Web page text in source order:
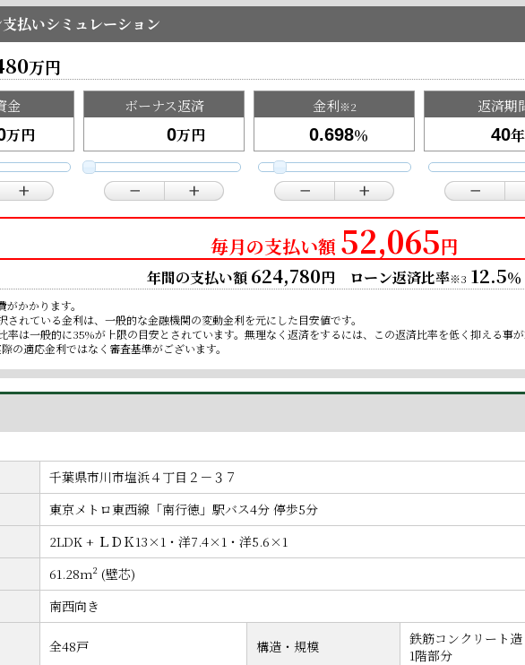
払いシミュレーション
万円
金
万円
ボーナス返済
万円
金利※2
％
返済期
年
毎月の支払い額 52,065円
年間の支払い額 624,780円 ローン返済比率※3 12.5％
かかります。
れている金利は、一般的な金融機関の変動金利を元にした目安値です。
は一般的に35%が上限の目安とされています。無理なく返済をするには、この返済比率を低く抑える事
の適応金利ではなく審査基準がございます。
千葉県市川市塩浜４丁目２－３７
東京メトロ東西線「南行徳」駅バス4分 停歩5分
2LDK + ＬＤＫ13×1・洋7.4×1・洋5.6×1
61.28m² (壁芯)
南西向き
全48戸 構造・規模
鉄筋コンクリート
1階部分